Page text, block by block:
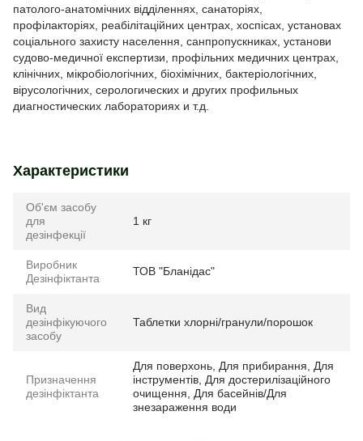
патолого-анатомічних відділеннях, санаторіях,
профілакторіях, реабілітаційних центрах, хоспісах, установах
соціального захисту населення, санпропускниках, установи
судово-медичної експертизи, профільних медичних центрах,
клінічних, мікробіологічних, біохімічних, бактеріологічних,
вірусологічних, серологических и других профильных
диагностических лабораториях и т.д.
Характеристики
Об'єм засобу
для
дезінфекції
1 кг
Виробник
Дезінфіктанта
ТОВ "Бланідас"
Вид
дезінфікуючого
засобу
Таблетки хлорні/гранули/порошок
Призначення
дезінфіктанта
Для поверхонь, Для прибирання, Для
інструментів, Для достерилізаційного
очищення, Для басейнів/Для
знезараження води